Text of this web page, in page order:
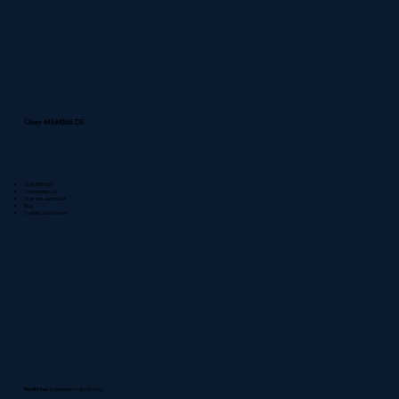
Über MSM365.DE
Über MSM365
Unsere Mission
Was uns ausmacht
Blog
Kontakt aufnehmen
Rechtliches: Impressum |Datenschutz